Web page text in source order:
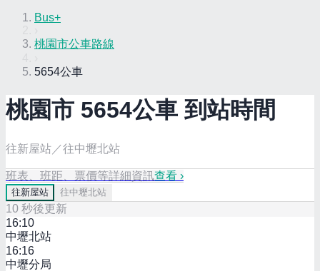
Bus+
桃園市公車路線
5654公車
桃園市 5654公車 到站時間
往新屋站／往中壢北站
班表、班距、票價等詳細資訊查看 ›
往新屋站 往中壢北站
10 秒後更新
16:10
中壢北站
16:16
中壢分局